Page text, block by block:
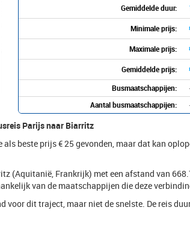
Gemiddelde duur:
Minimale prijs:
Maximale prijs:
Gemiddelde prijs:
Busmaatschappijen:
Aantal busmaatschappijen:
Parijs naar Biarritz
beste prijs € 25 gevonden, maar dat kan
(Aquitanië, Frankrijk) met een afstand van
van de maatschappijen die deze
voor dit traject, maar niet de snelste. De reis